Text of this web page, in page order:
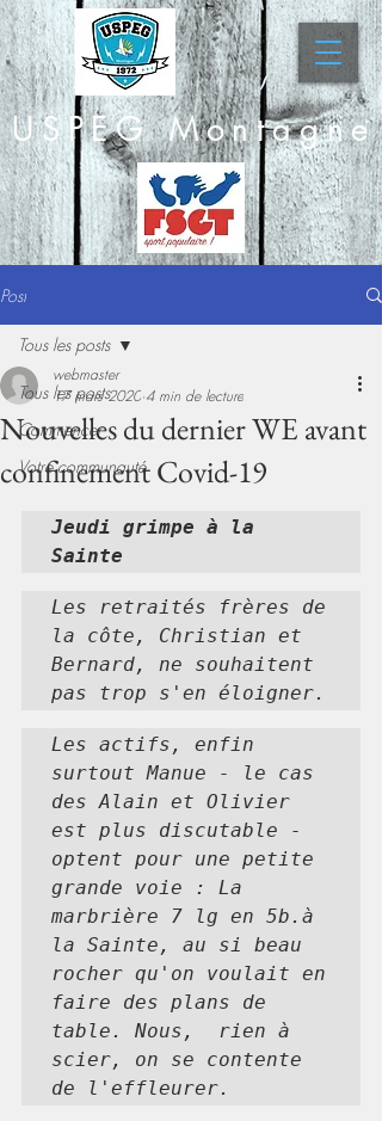
USPEG Montagne
Post
Tous les posts
Commencer
Votre communauté
Tous les posts
Nouvelles du dernier WE avant
confinement Covid-19
webmaster
17 mars 2020 4 min de lecture
Jeudi grimpe à la
Sainte
Les retraités frères de
la côte, Christian et
Bernard, ne souhaitent
pas trop s'en éloigner.
Les actifs, enfin
surtout Manue - le cas
des Alain et Olivier
est plus discutable -
optent pour une petite
grande voie : La
marbrière 7 lg en 5b.à
la Sainte, au si beau
rocher qu'on voulait en
faire des plans de
table. Nous,  rien à
scier, on se contente
de l'effleurer.